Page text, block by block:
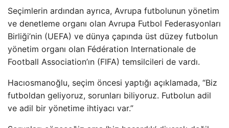
Seçimlerin ardından ayrıca, Avrupa futbolunun yönetim
ve denetleme organı olan Avrupa Futbol Federasyonları
Birliği’nin (UEFA) ve dünya çapında üst düzey futbolun
yönetim organı olan Fédération Internationale de
Football Association’ın (FIFA) temsilcileri de vardı.
Hacıosmanoğlu, seçim öncesi yaptığı açıklamada, “Biz
futboldan geliyoruz, sorunları biliyoruz. Futbolun adil
ve adil bir yönetime ihtiyacı var.”